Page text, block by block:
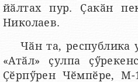
йӑлтах пур. Ҫакӑн
Николаев.
Чӑн та, республика
«Атӑл» ҫулпа
Ҫӗрпӳрен Чӗмпӗре, М-